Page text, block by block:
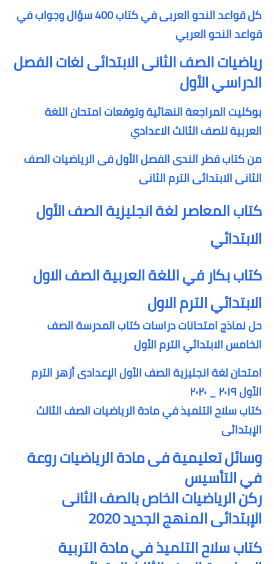
كل قواعد النحو العربى في كتاب 400 سؤال وجواب في
قواعد النحو العربي
رياضيات الصف الثانى الابتدائى لغات الفصل
الدراسي الأول
بوكليت المراجعة النهائية وتوقعات امتحان اللغة
العربية للصف الثالث الاعدادي
من كتاب قطر الندى الفصل الأول فى الرياضيات الصف
الثانى الابتدائى الترم الثانى
كتاب المعاصر لغة انجليزية الصف الأول
الابتدائي
كتاب بكار في اللغة العربية الصف الاول
الابتدائي الترم الاول
حل نماذج امتحانات دراسات كتاب المدرسة الصف
الخامس الابتدائي الترم الأول
امتحان لغة انجليزية الصف الأول الإعدادى أزهر الترم
الأول ٢٠١٩ _ ٢٠٢٠
كتاب سلاح التلميذ في مادة الرياضيات الصف الثالث
الإبتدائى
وسائل تعليمية فى مادة الرياضيات روعة
في التأسيس
ركن الرياضيات الخاص بالصف الثانى
الإبتدائى المنهج الجديد 2020
كتاب سلاح التلميذ في مادة التربية